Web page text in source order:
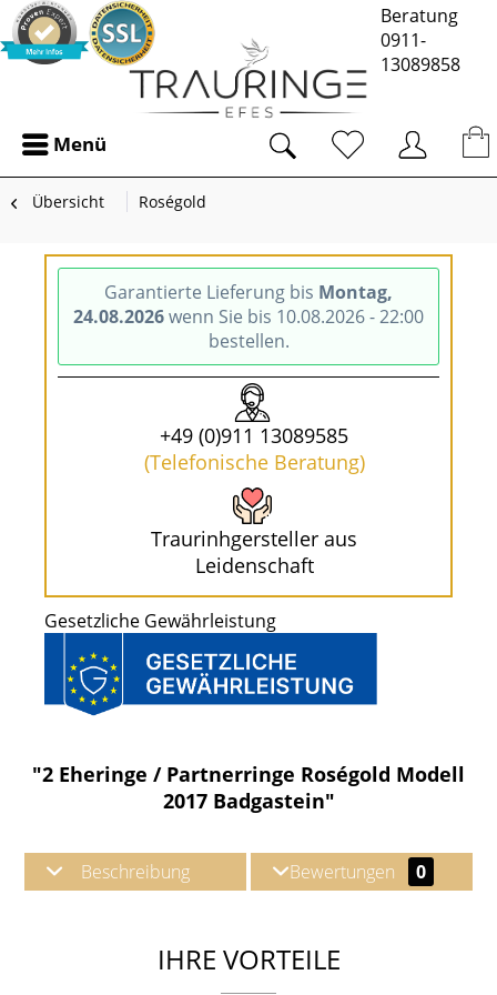
Beratung
0911-
13089858
Menü
Übersicht Roségold
Garantierte Lieferung bis Montag,
24.08.2026wenn Sie bis 10.08.2026 - 22:00
bestellen.
+49 (0)911 13089585
(Telefonische Beratung)
Traurinhgersteller aus
Leidenschaft
Gesetzliche Gewährleistung
"2 Eheringe / Partnerringe Roségold Modell
2017 Badgastein"
Beschreibung Bewertungen 0
IHRE VORTEILE